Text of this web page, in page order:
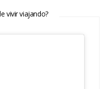
vivir viajando?